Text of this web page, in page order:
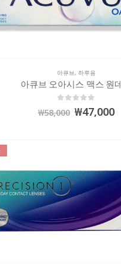
아큐브 , 하루용
아큐브 오아시스 맥스 원
out of 5
₩58,000 ₩47,000